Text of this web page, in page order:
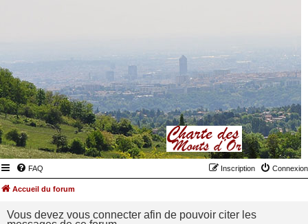
FAQ Connexion
Inscription
Accueil du forum
Vous devez vous connecter afin de pouvoir citer les